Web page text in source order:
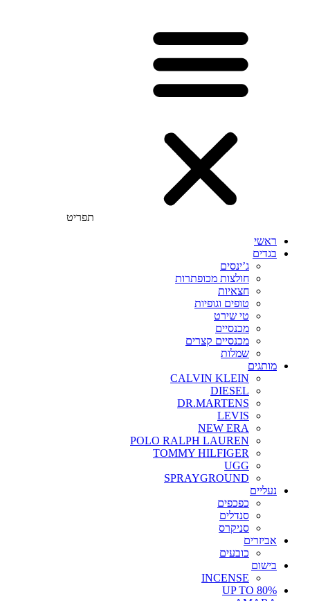
תפריט
ראשי
בגדים
ג’ינסים
חולצות מכופתרות
חצאיות
טופים וגופיות
טי שירט
מכנסיים
מכנסיים קצרים
שמלות
מותגים
CALVIN KLEIN
DIESEL
DR.MARTENS
LEVIS
NEW ERA
POLO RALPH LAUREN
TOMMY HILFIGER
UGG
SPRAYGROUND
נעליים
כפכפים
סנדלים
סניקרס
אביזרים
כובעים
בישום
INCENSE
UP TO 80%